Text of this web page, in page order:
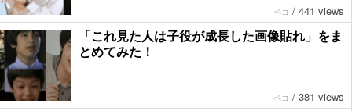
ペコ / 441 views
「これ見た人は子役が成長した画像貼れ」をま
とめてみた！
ペコ / 381 views